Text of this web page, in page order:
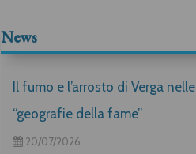
News
Il fumo e l’arrosto di Verga nelle
“geografie della fame”
20/07/2026